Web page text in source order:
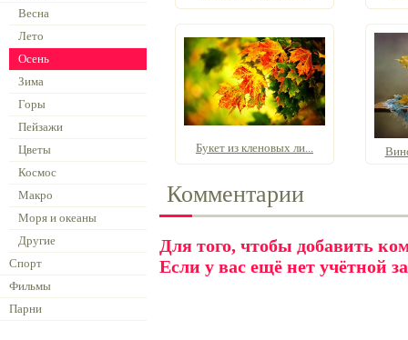
Весна
Лето
Осень
Зима
Горы
Пейзажи
Цветы
Космос
Макро
Моря и океаны
Другие
Спорт
Фильмы
Парни
Букет из кленовых ли...
Комментарии
Для того, чтобы добавить
Если у вас ещё нет учётной